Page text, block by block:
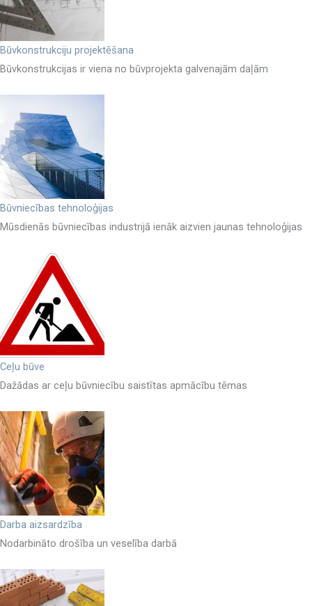
Būvkonstrukciju projektēšana
Būvkonstrukcijas ir viena no būvprojekta galvenajām daļām
Būvniecības tehnoloģijas
Mūsdienās būvniecības industrijā ienāk aizvien jaunas tehnoloģijas
Ceļu būve
Dažādas ar ceļu būvniecību saistītas apmācību tēmas
Darba aizsardzība
Nodarbināto drošība un veselība darbā